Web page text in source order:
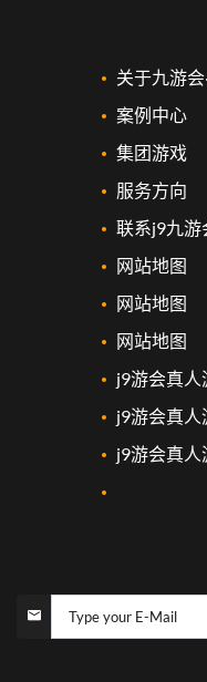
关于九游
案例中心
集团游戏
服务方向
联系j9九游
网站地图
网站地图
网站地图
j9游会真人
j9游会真人
j9游会真人
Type your E-Mail